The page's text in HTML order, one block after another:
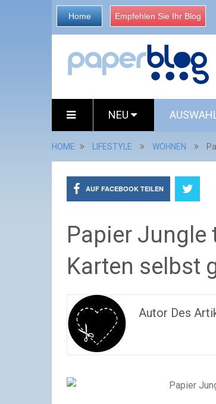
Home Empfehlen Sie Ihr Blog
NEU
HOME LIFESTYLE WOHNEN
AUF FACEBOOK TEILEN
Papier Jungle
Karten selbst
Autor Des